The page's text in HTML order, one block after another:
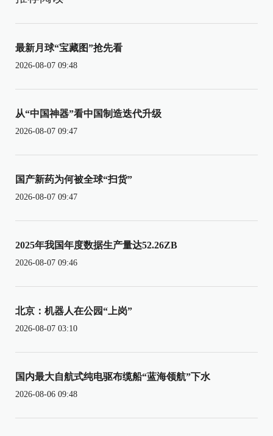
最新月球“宝藏图”抢先看
2026-08-07 09:48
从“中国神器”看中国制造迭代升级
2026-08-07 09:47
国产新药为何被全球“扫货”
2026-08-07 09:47
2025年我国年度数据生产量达52.26ZB
2026-08-07 09:46
北京：机器人在公园“上岗”
2026-08-07 03:10
国内最大自航式纯电驱布缆船“蓝海领航”下水
2026-08-06 09:48